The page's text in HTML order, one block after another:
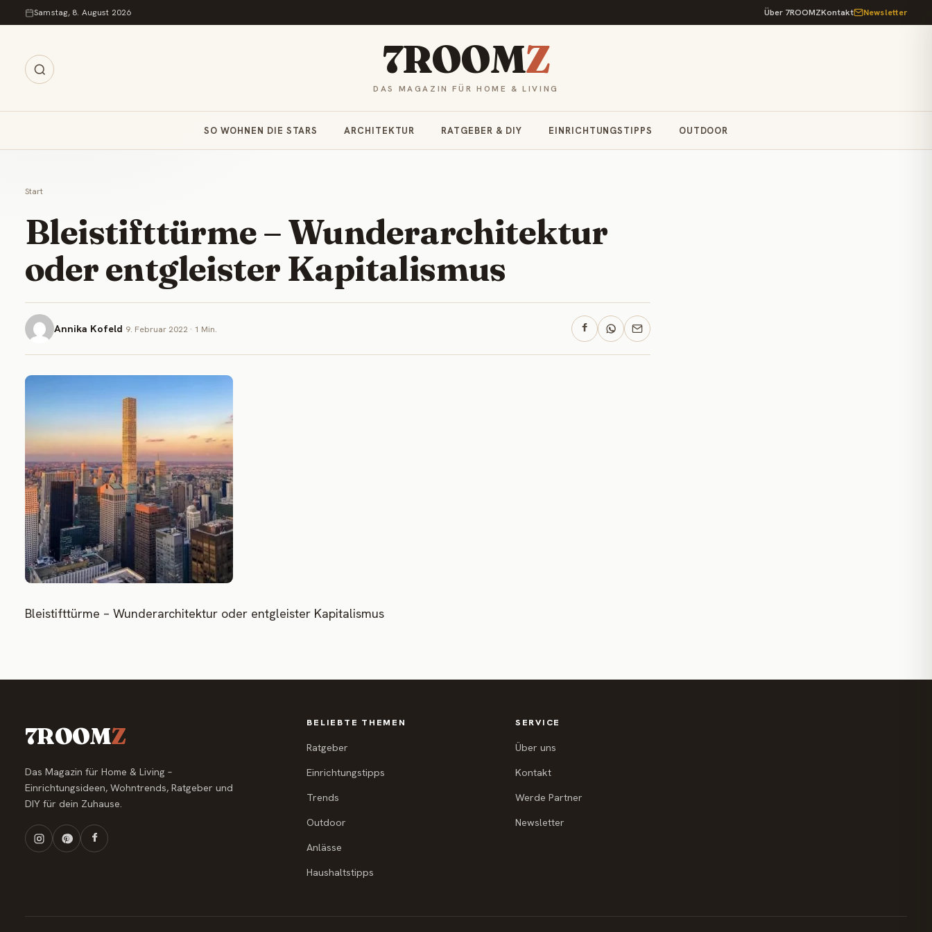
Zum Inhalt springen
Samstag, 8. August 2026 Über 7ROOMZKontakt Newsletter
7ROOMZ
DAS MAGAZIN FÜR HOME & LIVING
SO WOHNEN DIE STARS ARCHITEKTUR RATGEBER & DIY EINRICHTUNGSTIPPS OUTDOOR
Start
Bleistifttürme – Wunderarchitektur
oder entgleister Kapitalismus
Annika Kofeld 9. Februar 2022 · 1 Min.
Bleistifttürme – Wunderarchitektur oder entgleister Kapitalismus
7ROOMZ
Das Magazin für Home & Living –
Einrichtungsideen, Wohntrends, Ratgeber und
DIY für dein Zuhause.
BELIEBTE THEMEN
Ratgeber
Einrichtungstipps
Trends
Outdoor
Anlässe
Haushaltstipps
SERVICE
Über uns
Kontakt
Werde Partner
Newsletter